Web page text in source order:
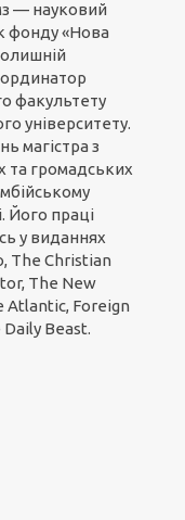
— науковий
фонду «Нова
факультету
університету.
магістра з
та громадських
Його праці
у виданнях
The Christian
The New
Atlantic, Foreign
Daily Beast.